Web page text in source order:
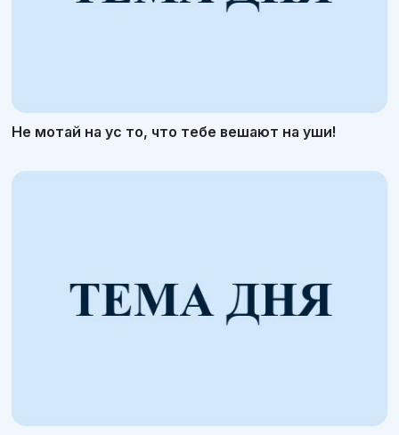
Не мотай на ус то, что тебе вешают на уши!